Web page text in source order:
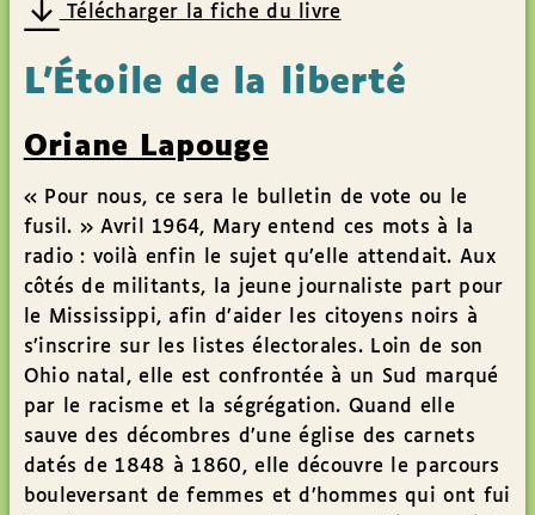
Télécharger la fiche du livre
L’Étoile de la liberté
Oriane Lapouge
« Pour nous, ce sera le bulletin de vote ou le
fusil. » Avril 1964, Mary entend ces mots à la
radio : voilà enfin le sujet qu’elle attendait. Aux
côtés de militants, la jeune journaliste part pour
le Mississippi, afin d’aider les citoyens noirs à
s’inscrire sur les listes électorales. Loin de son
Ohio natal, elle est confrontée à un Sud marqué
par le racisme et la ségrégation. Quand elle
sauve des décombres d’une église des carnets
datés de 1848 à 1860, elle découvre le parcours
bouleversant de femmes et d’hommes qui ont fui